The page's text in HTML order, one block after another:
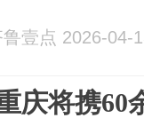
鲁壹点 2026-04-
庆将携60